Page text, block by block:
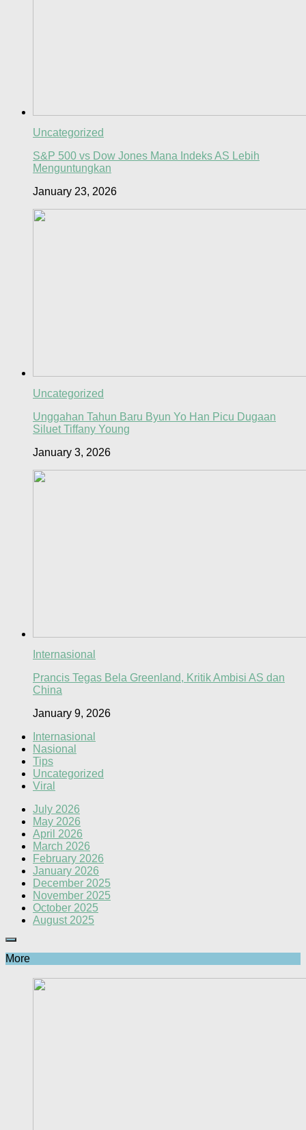
Uncategorized
S&P 500 vs Dow Jones Mana Indeks AS Lebih
Menguntungkan
January 23, 2026
Uncategorized
Unggahan Tahun Baru Byun Yo Han Picu Dugaan
Siluet Tiffany Young
January 3, 2026
Internasional
Prancis Tegas Bela Greenland, Kritik Ambisi AS dan
China
January 9, 2026
Internasional
Nasional
Tips
Uncategorized
Viral
July 2026
May 2026
April 2026
March 2026
February 2026
January 2026
December 2025
November 2025
October 2025
August 2025
More